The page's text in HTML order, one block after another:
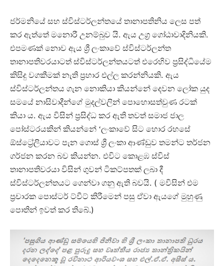
ජර්මනියේ සහ ස්විස්ටර්ලන්තයේ තානාපතිනිය ලෙස පත්
කර ඇත්තේ මනොරී උනම්බුව යි. ඇය උග්‍ර ගෝඨාවාදිනියකි.
එපමණක් නොව ඇය ශ්‍රී ලංකාවේ ස්විස්ටර්ලන්ත
තානාපතිවරයාටත් ස්විස්ටර්ලන්තයටත් එරෙහිව ප්‍රසිද්ධියේම
කිසිදු වගකීමක් නැති ප්‍රහාර එල්ල කරන්නියකි. ඇය
ස්විස්ටර්ලන්තය ගැන නොකියා කියන්නේ දෙවන ලෝක යුද
සමයේ නාසිවාදීන්ගේ මුදල්වලින් පොහොසත්වුණ රටක්
කියා ය. ඇය විසින් ප්‍රසිද්ධ කර ඇති තවත් සමාජ ජාල
පෝස්ටරයකින් කියන්නේ ‘ලංකාවේ සිට හොර රහසේ
ඕස්ට්‍රේලියාවට පැන ගොස් ශ්‍රී ලංකා ආණ්ඩුව තමන්ට තර්ජන
ගර්ජන කරන බව කියන්න. එවිට කොළඹ ස්විස්
තානාපතිවරයා විසින් ගුවන් ටිකට්පතක් ලබා දී
ස්විස්ටර්ලන්තයට ගෙන්වා ගනු ඇති බවයි. ( මවිසින් එම
ප්‍රචාරක පොස්ටර් ට්වීට් කිරීමෙන් පසු ඒවා ඇයගේ මුහුණු
පොතින් ඉවත් කර තිබේ.)